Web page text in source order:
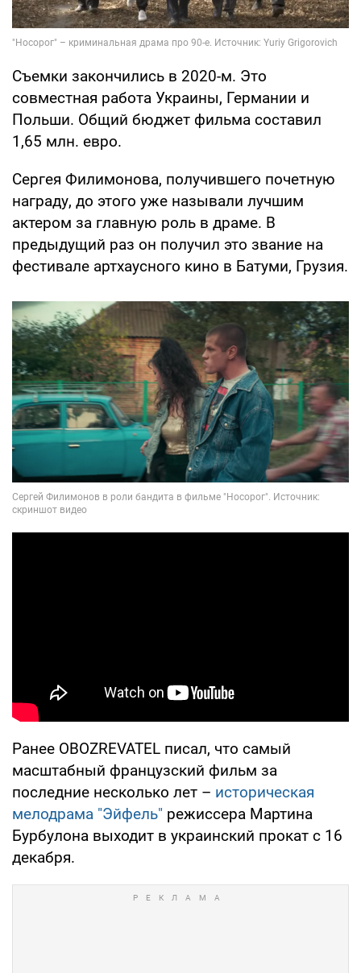
Съемки закончились в 2020-м. Это
совместная работа Украины, Германии и
Польши. Общий бюджет фильма составил
1,65 млн. евро.
Сергея Филимонова, получившего почетную
награду, до этого уже называли лучшим
актером за главную роль в драме. В
предыдущий раз он получил это звание на
фестивале артхаусного кино в Батуми, Грузия.
Ранее OBOZREVATEL писал, что самый
масштабный французский фильм за
последние несколько лет – историческая
мелодрама "Эйфель" режиссера Мартина
Бурбулона выходит в украинский прокат с 16
декабря.